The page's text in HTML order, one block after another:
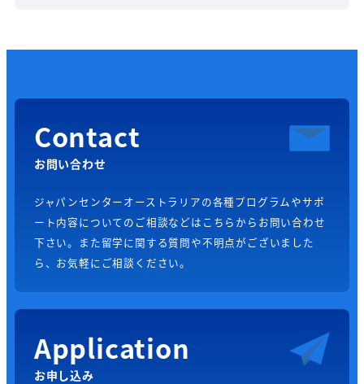
Contact
お問い合わせ
ジャパンセンターオーストラリアの各種プログラムやサポ
ート内容についてのご相談などはこちらからお問い合わせ
下さい。また留学に関する質問や不明点がございました
ら、お気軽にご相談ください。
Application
お申し込み